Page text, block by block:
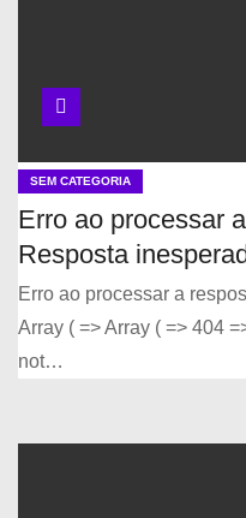
SEM CATEGORIA
Erro ao processar
Resposta
Erro ao processar a
Array ( => Array ( => 404
not…